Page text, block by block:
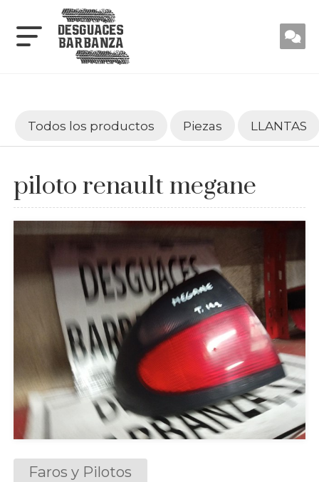
Todos los productos Piezas LLANTAS
piloto renault megane
Faros y Pilotos